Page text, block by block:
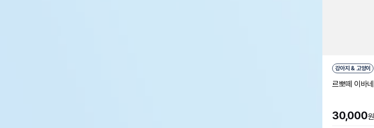
강아지 & 고양이
르뽀떼 이바
30,000원